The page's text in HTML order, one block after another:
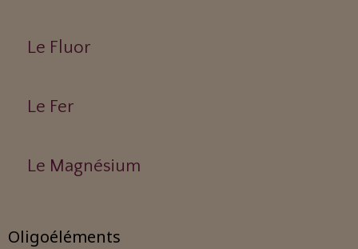
Le Fluor
Le Fer
Le Magnésium
Oligoéléments